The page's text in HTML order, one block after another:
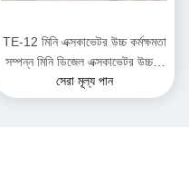
TE-12 মিনি এক্সকাভেটর উচ্চ কর্মক্ষমতা
সম্পন্ন মিনি ডিজেল এক্সকাভেটর উচ্চতা
2285 মিমি পৌরসভা কাজের জন্য
সেরা মূল্য পান